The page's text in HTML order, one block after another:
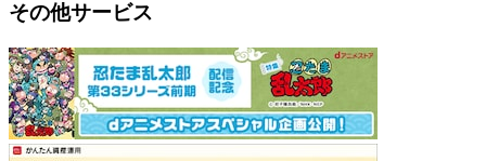
その他サービス